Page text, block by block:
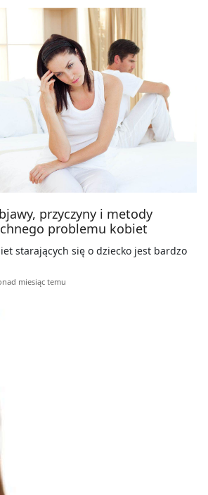
przyczyny i metody
problemu kobiet
starających się o dziecko jest bardzo
miesiąc temu